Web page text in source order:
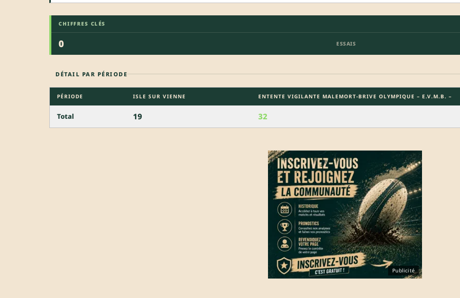
CHIFFRES CLÉS
0 ESSAIS
DÉTAIL PAR PÉRIODE
PÉRIODE ISLE SUR VIENNE ENTENTE VIGILANTE MALEMORT-BRIVE OLYMPIQUE – E.V.M.B. –
Total 19 32
Publicité